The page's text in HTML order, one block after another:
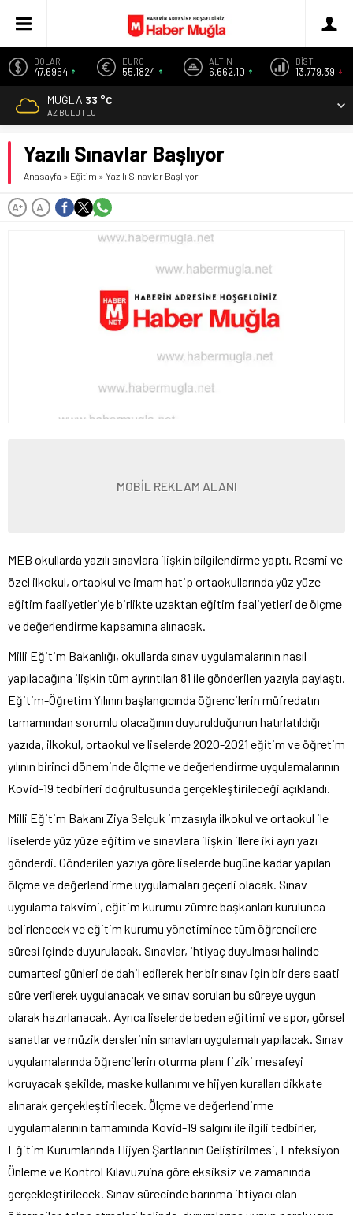
DOLAR
47,6954
EURO
55,1824
ALTIN
6.662,10
BİST
13.779,39
MUĞLA 33 °C
AZ BULUTLU
Yazılı Sınavlar Başlıyor
Anasayfa » Eğitim » Yazılı Sınavlar Başlıyor
A+ A-
MOBİL REKLAM ALANI
MEB okullarda yazılı sınavlara ilişkin bilgilendirme yaptı. Resmi ve
özel ilkokul, ortaokul ve imam hatip ortaokullarında yüz yüze
eğitim faaliyetleriyle birlikte uzaktan eğitim faaliyetleri de ölçme
ve değerlendirme kapsamına alınacak.
Milli Eğitim Bakanlığı, okullarda sınav uygulamalarının nasıl
yapılacağına ilişkin tüm ayrıntıları 81 ile gönderilen yazıyla paylaştı.
Eğitim-Öğretim Yılının başlangıcında öğrencilerin müfredatın
tamamından sorumlu olacağının duyurulduğunun hatırlatıldığı
yazıda, ilkokul, ortaokul ve liselerde 2020-2021 eğitim ve öğretim
yılının birinci döneminde ölçme ve değerlendirme uygulamalarının
Kovid-19 tedbirleri doğrultusunda gerçekleştirileceği açıklandı.
Milli Eğitim Bakanı Ziya Selçuk imzasıyla ilkokul ve ortaokul ile
liselerde yüz yüze eğitim ve sınavlara ilişkin illere iki ayrı yazı
gönderdi. Gönderilen yazıya göre liselerde bugüne kadar yapılan
ölçme ve değerlendirme uygulamaları geçerli olacak. Sınav
uygulama takvimi, eğitim kurumu zümre başkanları kurulunca
belirlenecek ve eğitim kurumu yönetimince tüm öğrencilere
süresi içinde duyurulacak. Sınavlar, ihtiyaç duyulması halinde
cumartesi günleri de dahil edilerek her bir sınav için bir ders saati
süre verilerek uygulanacak ve sınav soruları bu süreye uygun
olarak hazırlanacak. Ayrıca liselerde beden eğitimi ve spor, görsel
sanatlar ve müzik derslerinin sınavları uygulamalı yapılacak. Sınav
uygulamalarında öğrencilerin oturma planı fiziki mesafeyi
koruyacak şekilde, maske kullanımı ve hijyen kuralları dikkate
alınarak gerçekleştirilecek. Ölçme ve değerlendirme
uygulamalarının tamamında Kovid-19 salgını ile ilgili tedbirler,
Eğitim Kurumlarında Hijyen Şartlarının Geliştirilmesi, Enfeksiyon
Önleme ve Kontrol Kılavuzu’na göre eksiksiz ve zamanında
gerçekleştirilecek. Sınav sürecinde barınma ihtiyacı olan